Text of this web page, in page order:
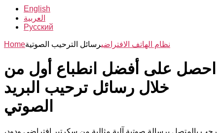
English
العربية
Русский
Home نظام الهاتف الافتراضيرسائل الترحيب الصوتية
احصل على أفضل انطباع أول من
خلال رسائل ترحيب البريد
الصوتي
رحب بالمتصل برسالة صوتية آلية مثالية من سكرتير افتراضي ودود،